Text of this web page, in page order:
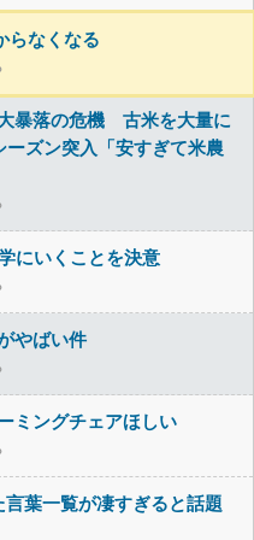
らなくなる
暴落の危機 古米を大量に
ズン突入「安すぎて米農
にいくことを決意
やばい件
ミングチェアほしい
葉一覧が凄すぎると話題